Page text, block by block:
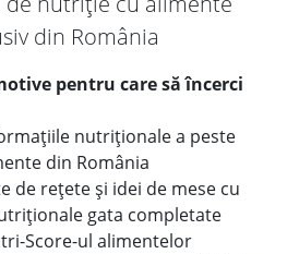
din România
pentru care să încerci
nutriționale a peste
din România
de rețete și idei de mese cu
gata completate
Score-ul alimentelor